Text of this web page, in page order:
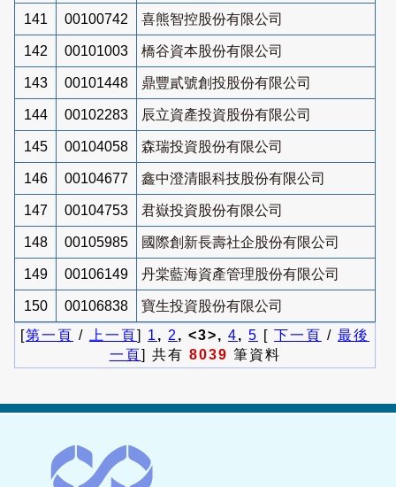
141 00100742 喜熊智控股份有限公司
142 00101003 橋谷資本股份有限公司
143 00101448 鼎豐貳號創投股份有限公司
144 00102283 辰立資產投資股份有限公司
145 00104058 森瑞投資股份有限公司
146 00104677 鑫中澄清眼科技股份有限公司
147 00104753 君嶽投資股份有限公司
148 00105985 國際創新長壽社企股份有限公司
149 00106149 丹棠藍海資產管理股份有限公司
150 00106838
寶生投資股份有限公司
[第一頁 / 上一頁] 1 , 2 , <3>, 4, 5 [ 下一頁 / 最後
一頁] 共有 8039 筆資料